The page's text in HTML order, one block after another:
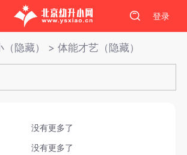
登录
隐藏） > 体能才艺（隐藏）
没有更多了
没有更多了